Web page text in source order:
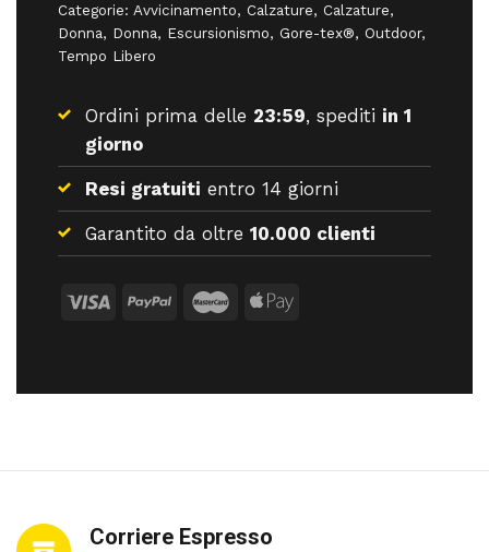
Categorie: Avvicinamento, Calzature, Calzature,
Donna, Donna, Escursionismo, Gore-tex®, Outdoor,
Tempo Libero
Ordini prima delle 23:59, spediti in 1
giorno
Resi gratuiti entro 14 giorni
Garantito da oltre 10.000 clienti
Corriere Espresso